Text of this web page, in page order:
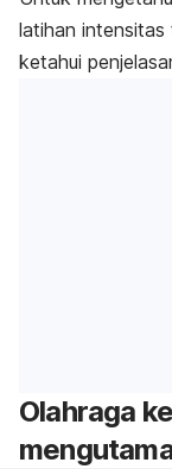
latihan intensitas
ketahui
Olahraga